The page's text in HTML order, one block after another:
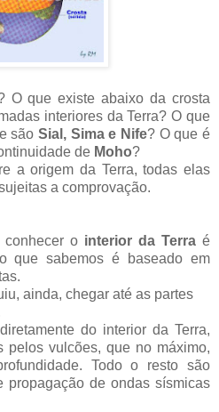
O que existe abaixo da crosta
interiores da Terra? O que
são Sial, Sima e Nife? O que é
de Moho?
a origem da Terra, todas elas
a comprovação.
o interior da Terraé
que sabemos é baseado em
ainda, chegar até as partes
do interior da Terra,
pelos vulcões, que no máximo,
Todo o resto são
propagação de ondas sísmicas